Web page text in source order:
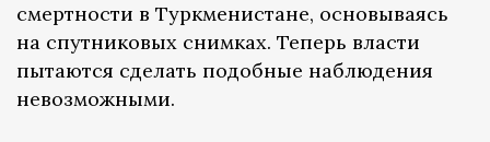
смертности в Туркменистане, основываясь
на спутниковых снимках. Теперь власти
пытаются сделать подобные наблюдения
невозможными.